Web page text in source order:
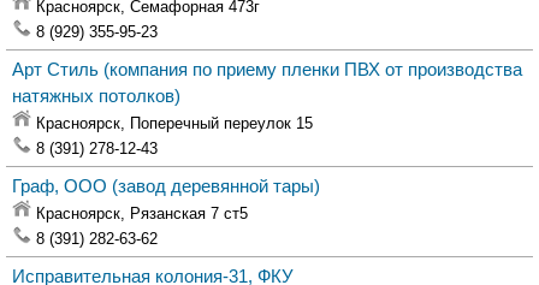
Красноярск, Семафорная 473г
8 (929) 355-95-23
Арт Стиль (компания по приему пленки ПВХ от производства
натяжных потолков)
Красноярск, Поперечный переулок 15
8 (391) 278-12-43
Граф, ООО (завод деревянной тары)
Красноярск, Рязанская 7 ст5
8 (391) 282-63-62
Исправительная колония-31, ФКУ